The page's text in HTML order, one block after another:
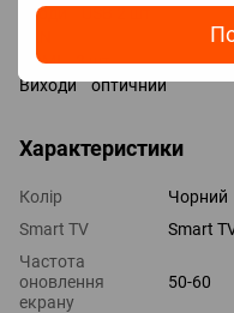
Входи USB 2 шт
HDMI 3 шт
Виходи оптичний
Характеристики
Колір
Чорний
Smart TV
Smart
Частота
оновлення
екрану
50-60